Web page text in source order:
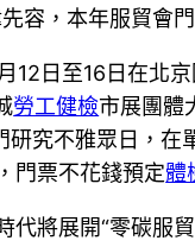
容，本年服貿會
12日至16日在北
勞工健檢市展團體
究不雅眾日，在
門票不花錢預定體
代將展開“零碳服